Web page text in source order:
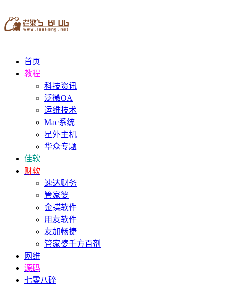
首页
教程
科技资讯
泛微OA
运维技术
Mac系统
星外主机
华众专题
佳软
财软
速达财务
管家婆
金蝶软件
用友软件
友加畅捷
管家婆千方百剂
网维
源码
七零八碎